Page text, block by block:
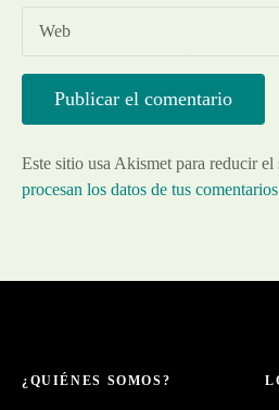
Web
Este sitio usa Akismet para reducir el
procesan los datos de tus
¿QUIÉNES SOMOS?